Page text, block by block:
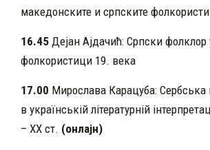
македонските и српските фолкористи
16.45 Дејан Ајдачић: Српски фолклор
фолкористици 19. века
17.00 Мирослава Карацуба: Сербська
в українській літературній
– ХХ ст. (онлајн)